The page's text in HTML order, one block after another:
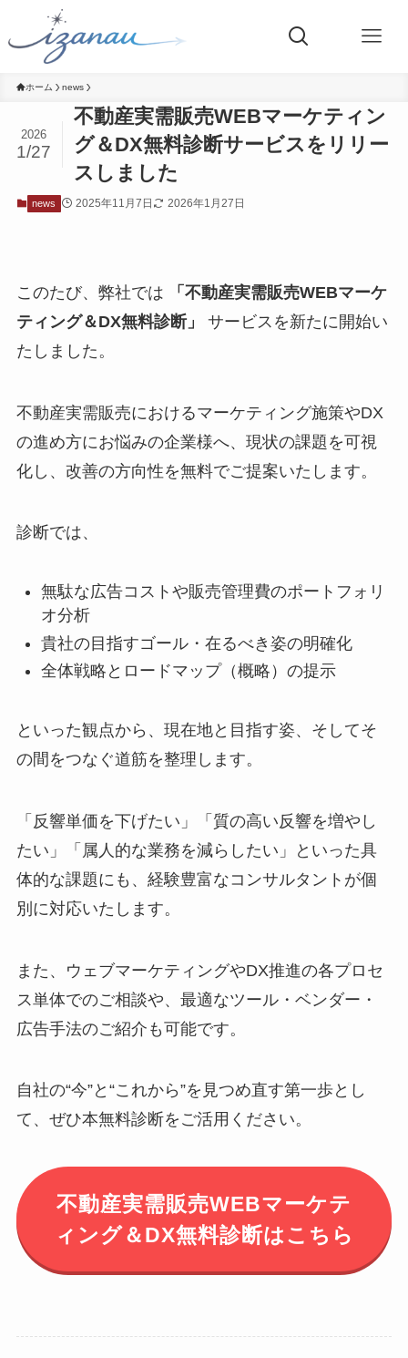
ホーム news
不動産実需販売WEBマーケティン
グ＆DX無料診断サービスをリリー
スしました
2026
1/27
news 2025年11月7日 2026年1月27日
このたび、弊社では
「不動産実需販売WEBマーケ
ティング＆DX無料診断」
サービスを新たに開始い
たしました。
不動産実需販売におけるマーケティング施策やDX
の進め方にお悩みの企業様へ、現状の課題を可視
化し、改善の方向性を無料でご提案いたします。
診断では、
無駄な広告コストや販売管理費のポートフォリ
オ分析
貴社の目指すゴール・在るべき姿の明確化
全体戦略とロードマップ（概略）の提示
といった観点から、現在地と目指す姿、そしてそ
の間をつなぐ道筋を整理します。
「反響単価を下げたい」「質の高い反響を増やし
たい」「属人的な業務を減らしたい」といった具
体的な課題にも、経験豊富なコンサルタントが個
別に対応いたします。
また、ウェブマーケティングやDX推進の各プロセ
ス単体でのご相談や、最適なツール・ベンダー・
広告手法のご紹介も可能です。
自社の“今”と“これから”を見つめ直す第一歩とし
て、ぜひ本無料診断をご活用ください。
不動産実需販売WEBマーケテ
ィング＆DX無料診断はこちら